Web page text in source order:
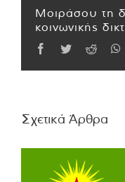
Μοιράσου τη
κοινωνικής
Facebook
TwitterReddit
Σχετικά Άρθρα